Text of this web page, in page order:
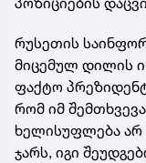
რუსეთის
მიცემულ დილის
ფაქტო
რომ იმ
ხელისუფლება არ
ჯარს, იგი